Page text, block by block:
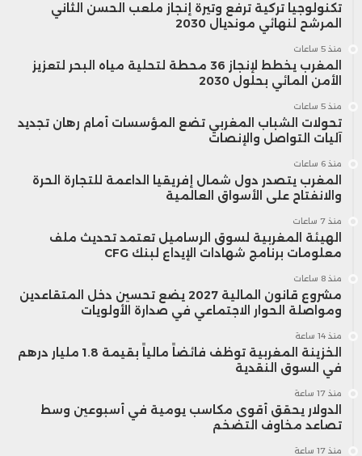
تكنولوجيا تركية ترفع وتيرة إنجاز ملعب الحسن الثاني
المرشح لنهائي مونديال 2030
منذ 5 ساعات
المغرب يخطط لإنجاز 36 محطة لتحلية مياه البحر لتعزيز
الأمن المائي بحلول 2030
منذ 5 ساعات
تحولات الشباب المغربي تضع المؤسسات أمام رهان تجديد
آليات التواصل والإنصات
منذ 6 ساعات
المغرب يتصدر دول شمال إفريقيا الداعمة للتجارة الحرة
والانفتاح على الأسواق العالمية
منذ 7 ساعات
الهيئة المغربية لسوق الرساميل تعتمد تحديث ملف
معلومات برنامج شهادات الإيداع لبنك CFG
منذ 8 ساعات
مشروع قانون المالية 2027 يضع تحسين دخل المتقاعدين
ومواصلة الحوار الاجتماعي في صدارة الأولويات
منذ 14 ساعة
الخزينة المغربية توظف فائضاً مالياً بقيمة 1.8 مليار درهم
في السوق النقدية
منذ 17 ساعة
الدولار يحقق أقوى مكاسب يومية في أسبوعين وسط
تصاعد مخاوف التضخم
منذ 17 ساعة